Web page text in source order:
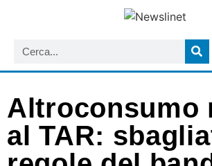
Altroconsumo
al TAR: